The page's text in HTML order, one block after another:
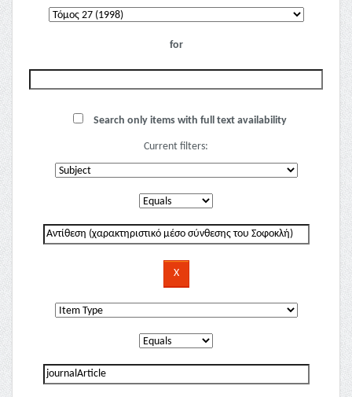
for
Search only items with full text availability
Current filters: